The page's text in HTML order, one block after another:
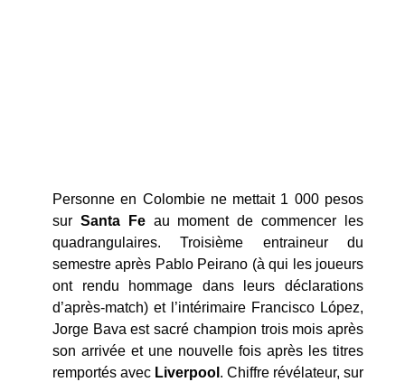
Personne en Colombie ne mettait 1 000 pesos
sur Santa Feau moment de commencer les
quadrangulaires. Troisième entraineur du
semestre après Pablo Peirano (à qui les joueurs
ont rendu hommage dans leurs déclarations
d’après-match) et l’intérimaire Francisco López,
Jorge Bava est sacré champion trois mois après
son arrivée et une nouvelle fois après les titres
remportés avec Liverpool . Chiffre révélateur, sur